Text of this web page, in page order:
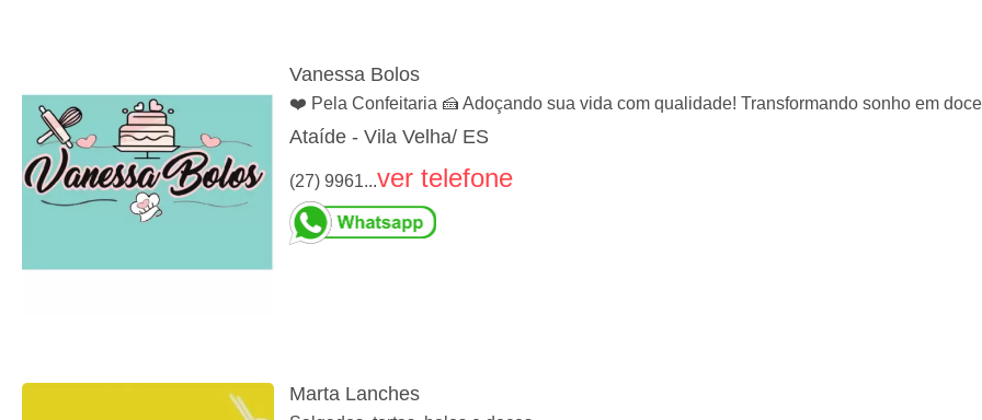
Vanessa Bolos
❤️ Pela Confeitaria 🍰 Adoçando sua vida com qualidade! Transformando sonho em
Ataíde - Vila Velha/ ES
(27) 9961...ver telefone
Marta Lanches